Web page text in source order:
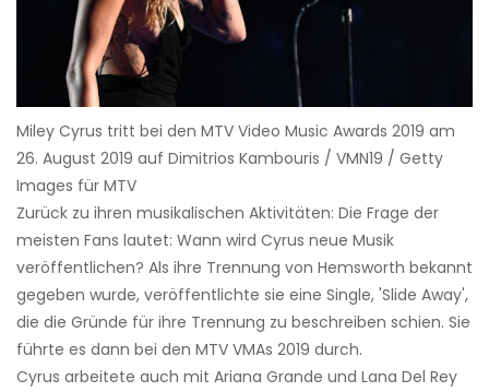
Miley Cyrus tritt bei den MTV Video Music Awards 2019 am
26. August 2019 auf Dimitrios Kambouris / VMN19 / Getty
Images für MTV
Zurück zu ihren musikalischen Aktivitäten: Die Frage der
meisten Fans lautet: Wann wird Cyrus neue Musik
veröffentlichen? Als ihre Trennung von Hemsworth bekannt
gegeben wurde, veröffentlichte sie eine Single, 'Slide Away',
die die Gründe für ihre Trennung zu beschreiben schien. Sie
führte es dann bei den MTV VMAs 2019 durch.
Cyrus arbeitete auch mit Ariana Grande und Lana Del Rey